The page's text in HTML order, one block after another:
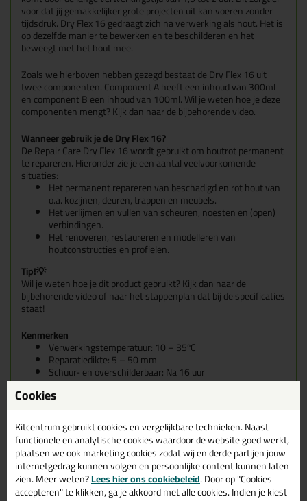
voor dat jij gemakkelijker grote projecten uit kan voeren zonder
tijdsdruk. Dry Flex 16 gedraagt zich na verwerking als hout. Het is
op dezelfde manier te bewerken en te beschilderen en het
beweegt met het hout mee.
Zoals we hierboven hebben gezegd bestaat de Dry Flex 16 uit
twee componenten. Component A heeft een inhoud van 300ml
en component B een inhoud van 100ml. Wil je weten hoe je deze
componenten mengt? Kijk dan naar de bijbehorende video.
Wanneer gebruik je de Dry Flex 16?
De Repair Care Dry Flex 16 wordt gebruikt om houtrot permanent
te repareren. Hieronder zie je een aantal veelvoorkomende
situaties:
Het permanent repareren van beschadigd en rot hout van
o.a. kozijnen, deuren, trappen en meubels.
Het verlijmen en vullen van scheuren, noesten en (open)
verbindingen.
Het renoveren, restaureren en modelleren van
houtconstructies en profielen.
Tip!💡
Wil je weten hoe je dit product gebruikt? Kijk dan naar de
bijbehorende video of naar het stappenplan dat bij de specificaties
staat!
Kenmerken
Verwerkingstemperatuur: 10 – 35ºC
Reparatiedikte: 5 – 50 mm
Schuur- en overschilderbaar: Na 16 uur
Mengcontrole systeem: Egaal geel
Voorbehandelen met: DRY FIX® UNI
Inhoud: 300 ml + 100 ml
Houdbaarheid: Zie etiket; bij opslag en vervoer tussen 5 en
40ºC
Eigenschappen
Schuur- en overschilderbaar na 16 uur (bij 20ºC)
Zakt niet uit
Cookies
Kitcentrum gebruikt cookies en vergelijkbare technieken. Naast
functionele en analytische cookies waardoor de website goed werkt,
plaatsen we ook marketing cookies zodat wij en derde partijen jouw
internetgedrag kunnen volgen en persoonlijke content kunnen laten
zien. Meer weten?Lees hier ons cookiebeleid. Door op "Cookies
accepteren" te klikken, ga je akkoord met alle cookies. Indien je kiest